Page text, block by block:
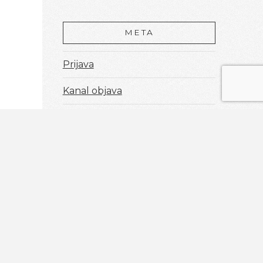
META
Prijava
Kanal objava